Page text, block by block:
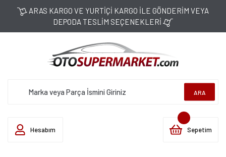
ARAS KARGO VE YURTİÇİ KARGO İLE GÖNDERİM VEYA
DEPODA TESLİM SEÇENEKLERİ
ARA
Hesabım Sepetim